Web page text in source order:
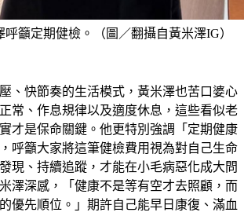
呼籲定期健檢。（圖／翻攝自黃米澤IG）
、快節奏的生活模式，黃米澤也苦口婆心
常、作息規律以及適度休息，這些看似老
才是保命關鍵。他更特別強調「定期健康
呼籲大家將這筆健檢費用視為對自己生命
現、持續追蹤，才能在小毛病惡化成大問
澤深感，「健康不是等有空才去照顧，而
優先順位。」期許自己能早日康復、滿血